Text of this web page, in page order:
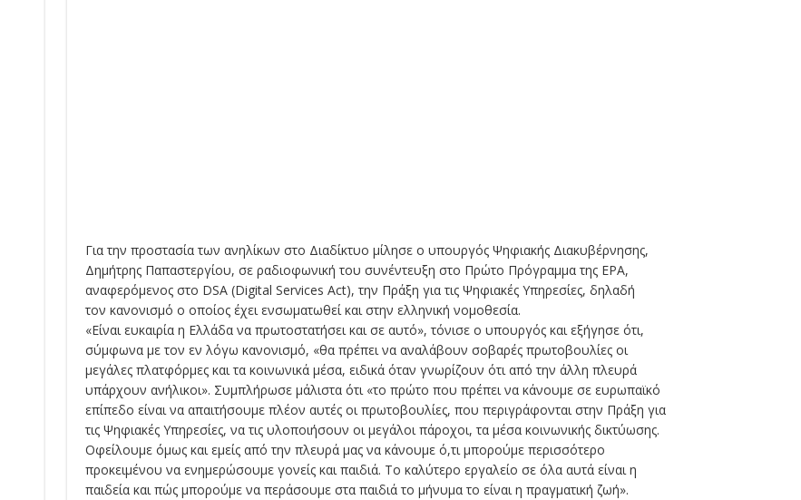
Για την προστασία των ανηλίκων στο Διαδίκτυο μίλησε ο υπουργός Ψηφιακής Διακυβέρνησης,
Δημήτρης Παπαστεργίου, σε ραδιοφωνική του συνέντευξη στο Πρώτο Πρόγραμμα της ΕΡΑ,
αναφερόμενος στο DSA (Digital Services Act), την Πράξη για τις Ψηφιακές Υπηρεσίες, δηλαδή
τον κανονισμό ο οποίος έχει ενσωματωθεί και στην ελληνική νομοθεσία.
«Είναι ευκαιρία η Ελλάδα να πρωτοστατήσει και σε αυτό», τόνισε ο υπουργός και εξήγησε ότι,
σύμφωνα με τον εν λόγω κανονισμό, «θα πρέπει να αναλάβουν σοβαρές πρωτοβουλίες οι
μεγάλες πλατφόρμες και τα κοινωνικά μέσα, ειδικά όταν γνωρίζουν ότι από την άλλη πλευρά
υπάρχουν ανήλικοι». Συμπλήρωσε μάλιστα ότι «το πρώτο που πρέπει να κάνουμε σε ευρωπαϊκό
επίπεδο είναι να απαιτήσουμε πλέον αυτές οι πρωτοβουλίες, που περιγράφονται στην Πράξη για
τις Ψηφιακές Υπηρεσίες, να τις υλοποιήσουν οι μεγάλοι πάροχοι, τα μέσα κοινωνικής δικτύωσης.
Οφείλουμε όμως και εμείς από την πλευρά μας να κάνουμε ό,τι μπορούμε περισσότερο
προκειμένου να ενημερώσουμε γονείς και παιδιά. Το καλύτερο εργαλείο σε όλα αυτά είναι η
παιδεία και πώς μπορούμε να περάσουμε στα παιδιά το μήνυμα το είναι η πραγματική ζωή».